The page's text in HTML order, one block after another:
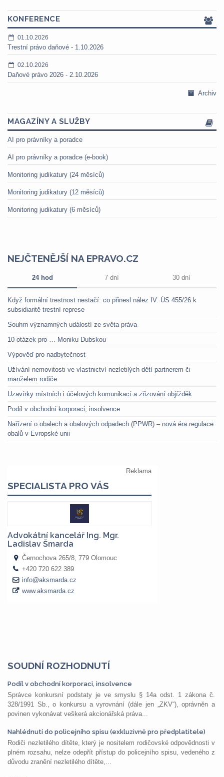
KONFERENCE
01.10.2026
Trestní právo daňové - 1.10.2026
02.10.2026
Daňové právo 2026 - 2.10.2026
Archiv
MAGAZÍNY A SLUŽBY
AI pro právníky a poradce
AI pro právníky a poradce (e-book)
Monitoring judikatury (24 měsíců)
Monitoring judikatury (12 měsíců)
Monitoring judikatury (6 měsíců)
NEJČTENĚJŠÍ NA EPRAVO.CZ
24 hod 7 dní 30 dní
Když formální trestnost nestačí: co přinesl nález IV. ÚS 455/26 k
subsidiaritě trestní represe
Souhrn významných událostí ze světa práva
10 otázek pro … Moniku Dubskou
Výpověď pro nadbytečnost
Užívání nemovitosti ve vlastnictví nezletilých dětí partnerem či
manželem rodiče
Uzavírky místních i účelových komunikací a zřizování objížděk
Podíl v obchodní korporaci, insolvence
Nařízení o obalech a obalových odpadech (PPWR) – nová éra regulace
obalů v Evropské unii
SOUDNÍ ROZHODNUTÍ
Podíl v obchodní korporaci, insolvence
Správce konkursní podstaty je ve smyslu § 14a odst. 1 zákona č.
328/1991 Sb., o konkursu a vyrovnání (dále jen „ZKV“), oprávněn a
povinen vykonávat veškerá akcionářská práva...
Nahlédnutí do policejního spisu (exkluzivně pro předplatitele)
Rodiči nezletilého dítěte, který je nositelem rodičovské odpovědnosti v
plném rozsahu, nelze odepřít přístup do policejního spisu, vedeného z
důvodu zranění nezletilého dítěte,...